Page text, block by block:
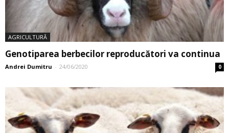
AGRICULTURĂ
Genotiparea berbecilor reproducători va continua
Andrei Dumitru - 24/06/2020 0